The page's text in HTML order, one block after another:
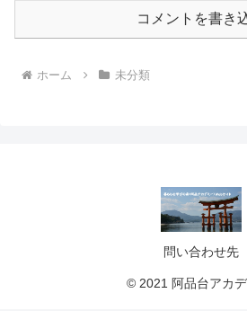
コメントを書き
ホーム 未分類
問い合わせ先
© 2021 阿品台アカデ